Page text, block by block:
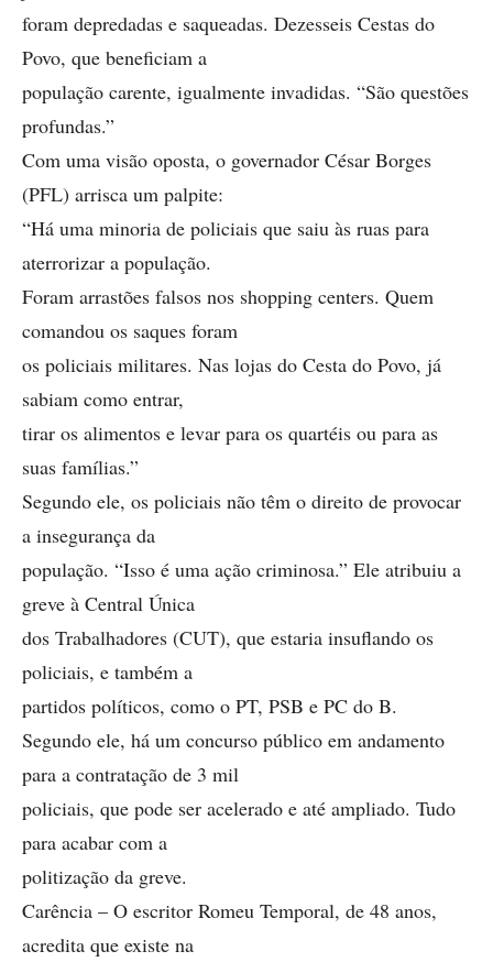
foram depredadas e saqueadas. Dezesseis Cestas do
Povo, que beneficiam a
população carente, igualmente invadidas. “São questões
profundas.”
Com uma visão oposta, o governador César Borges
(PFL) arrisca um palpite:
“Há uma minoria de policiais que saiu às ruas para
aterrorizar a população.
Foram arrastões falsos nos shopping centers. Quem
comandou os saques foram
os policiais militares. Nas lojas do Cesta do Povo, já
sabiam como entrar,
tirar os alimentos e levar para os quartéis ou para as
suas famílias.”
Segundo ele, os policiais não têm o direito de provocar
a insegurança da
população. “Isso é uma ação criminosa.” Ele atribuiu a
greve à Central Única
dos Trabalhadores (CUT), que estaria insuflando os
policiais, e também a
partidos políticos, como o PT, PSB e PC do B.
Segundo ele, há um concurso público em andamento
para a contratação de 3 mil
policiais, que pode ser acelerado e até ampliado. Tudo
para acabar com a
politização da greve.
Carência – O escritor Romeu Temporal, de 48 anos,
acredita que existe na